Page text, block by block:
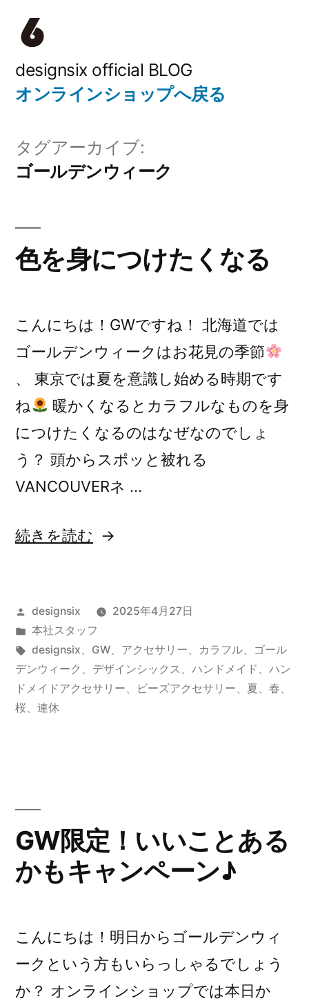
designsix official BLOG
オンラインショップへ戻る
タグアーカイブ:
ゴールデンウィーク
色を身につけたくなる
こんにちは！GWですね！ 北海道では
ゴールデンウィークはお花見の季節
、 東京では夏を意識し始める時期です
ね
暖かくなるとカラフルなものを身
につけたくなるのはなぜなのでしょ
う？ 頭からスポッと被れる
VANCOUVERネ …
“色
に
つ
け
た
続きを読む
投
稿
者:
designsix
2025年4月27日
カ
テ
ゴ
リ
ー:
本社スタッフ
タ
グ:
designsix、 GW、 アクセサリー、 カラフル、
ゴール
デンウィーク 、 デザインシックス 、 ハンドメイド 、 ハン
ドメイドアクセサリー、 ビーズアクセサリー、 夏、 春、
桜、 連休
GW限定！いいことある
かもキャンペーン♪
こんにちは！明日からゴールデンウィ
ークという方もいらっしゃるでしょう
か？ オンラインショップでは本日か